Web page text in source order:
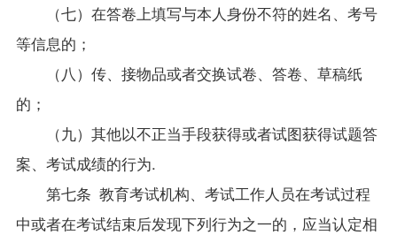
（七）在答卷上填写与本人身份不符的姓名、考号
等信息的；
（八）传、接物品或者交换试卷、答卷、草稿纸
的；
（九）其他以不正当手段获得或者试图获得试题答
案、考试成绩的行为.
第七条 教育考试机构、考试工作人员在考试过程
中或者在考试结束后发现下列行为之一的，应当认定相